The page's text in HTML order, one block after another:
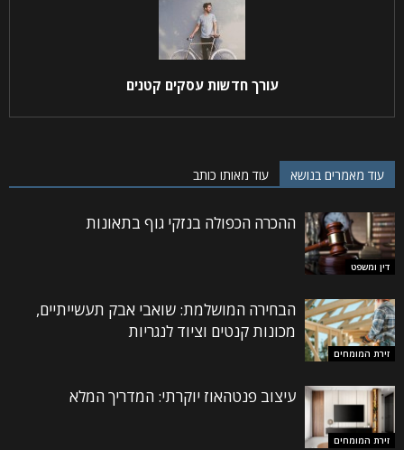
עורך חדשות עסקים קטנים
עוד מאמרים בנושא עוד מאותו כותב
דין ומשפט
ההכרה הכפולה בנזקי גוף בתאונות
זירת המומחים
הבחירה המושלמת: שואבי אבק תעשייתיים,
מכונות קנטים וציוד לנגריות
זירת המומחים
עיצוב פנטהאוז יוקרתי: המדריך המלא